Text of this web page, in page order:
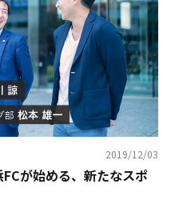
2019/12/03
FCが始める、新たなスポ